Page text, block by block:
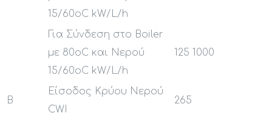
15/60oC kW/L/h
Για Σύνδεση στο Boiler
με 80oC και Νερού
15/60oC kW/L/h
125 1000
B
Είσοδος Κρύου Νερού
CWI
265